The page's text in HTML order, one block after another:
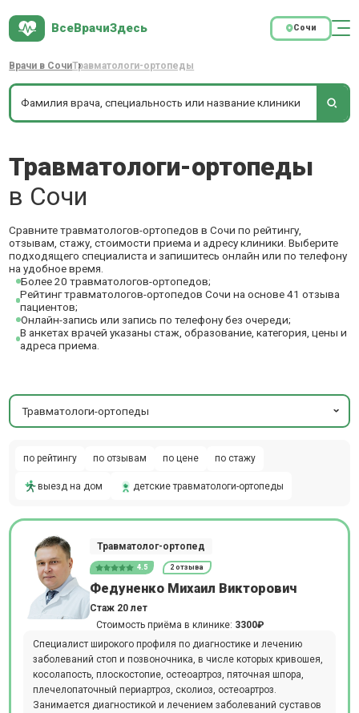
ВсеВрачиЗдесь Сочи
Врачи в СочиТравматологи-ортопеды
Травматологи-ортопеды
в Сочи
Сравните травматологов-ортопедов в Сочи по рейтингу,
отзывам, стажу, стоимости приема и адресу клиники. Выберите
подходящего специалиста и запишитесь онлайн или по телефону
на удобное время.
Более 20 травматологов-ортопедов;
Рейтинг травматологов-ортопедов Сочи на основе 41 отзыва
пациентов;
Онлайн-запись или запись по телефону без очереди;
В анкетах врачей указаны стаж, образование, категория, цены и
адреса приема.
Травматологи-ортопеды
по рейтингу по отзывам по цене по стажу
выезд на дом детские травматологи-ортопеды
Травматолог-ортопед
4.5 2 отзыва
Федуненко Михаил Викторович
Стаж 20 лет
Стоимость приёма в клинике: 3300₽
Специалист широкого профиля по диагностике и лечению
заболеваний стоп и позвоночника, в числе которых кривошея,
косолапость, плоскостопие, остеоартроз, пяточная шпора,
плечелопаточный периартроз, сколиоз, остеоартроз.
Занимается диагностикой и лечением заболеваний суставов